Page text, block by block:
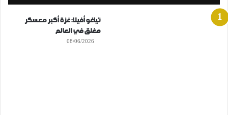
تياغو أفيلا: غزة أكبر معسكر
مغلق في العالم
08/06/2026